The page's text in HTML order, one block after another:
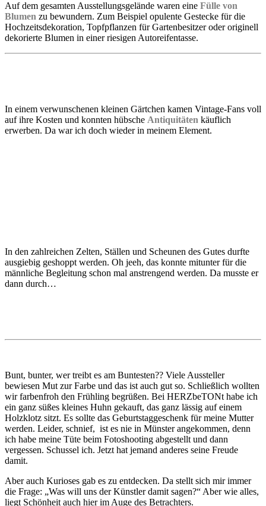
Auf dem gesamten Ausstellungsgelände waren eine Fülle von
Blumen zu bewundern. Zum Beispiel opulente Gestecke für die
Hochzeitsdekoration, Topfpflanzen für Gartenbesitzer oder originell
dekorierte Blumen in einer riesigen Autoreifentasse.
In einem verwunschenen kleinen Gärtchen kamen Vintage-Fans voll
auf ihre Kosten und konnten hübsche Antiquitäten käuflich
erwerben. Da war ich doch wieder in meinem Element.
In den zahlreichen Zelten, Ställen und Scheunen des Gutes durfte
ausgiebig geshoppt werden. Oh jeeh, das konnte mitunter für die
männliche Begleitung schon mal anstrengend werden. Da musste er
dann durch…
Bunt, bunter, wer treibt es am Buntesten?? Viele Aussteller
bewiesen Mut zur Farbe und das ist auch gut so. Schließlich wollten
wir farbenfroh den Frühling begrüßen. Bei HERZbeTONt habe ich
ein ganz süßes kleines Huhn gekauft, das ganz lässig auf einem
Holzklotz sitzt. Es sollte das Geburtstaggeschenk für meine Mutter
werden. Leider, schnief, ist es nie in Münster angekommen, denn
ich habe meine Tüte beim Fotoshooting abgestellt und dann
vergessen. Schussel ich. Jetzt hat jemand anderes seine Freude
damit.
Aber auch Kurioses gab es zu entdecken. Da stellt sich mir immer
die Frage: „Was will uns der Künstler damit sagen?“ Aber wie alles,
liegt Schönheit auch hier im Auge des Betrachters.